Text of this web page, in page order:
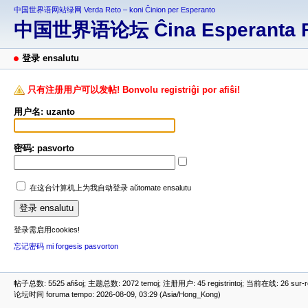
中国世界语网站绿网 Verda Reto – koni Ĉinion per Esperanto
中国世界语论坛 Ĉina Esperanta
登录 ensalutu
只有注册用户可以发帖! Bonvolu registriĝi por afiŝi!
用户名: uzanto
密码: pasvorto
在这台计算机上为我自动登录 aŭtomate ensalutu
登录需启用cookies!
忘记密码 mi forgesis pasvorton
帖子总数: 5525 afiŝoj; 主题总数: 2072 temoj; 注册用户: 45 registrintoj; 当前在线: 26
论坛时间 foruma tempo: 2026-08-09, 03:29 (Asia/Hong_Kong)